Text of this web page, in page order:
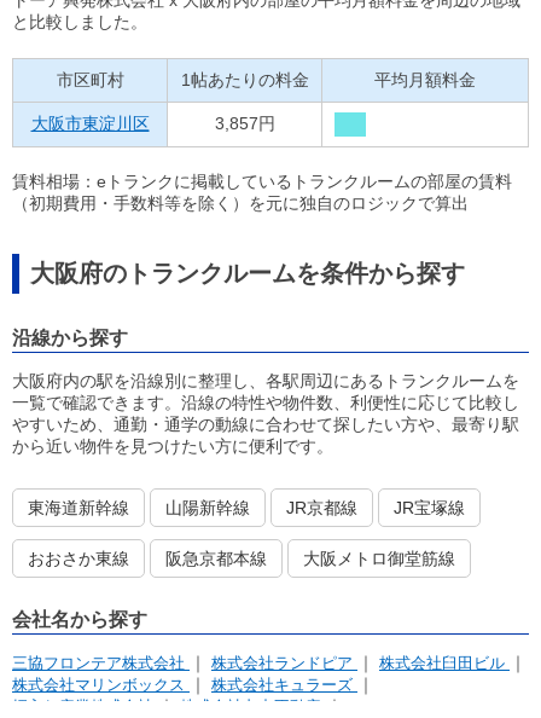
と比較しました。
市区町村 1帖あたりの料金 平均月額料金
大阪市東淀川区 3,857円
賃料相場：eトランクに掲載しているトランクルームの部屋の賃料
（初期費用・手数料等を除く）を元に独自のロジックで算出
大阪府のトランクルームを条件から探す
沿線から探す
大阪府内の駅を沿線別に整理し、各駅周辺にあるトランクルームを
一覧で確認できます。沿線の特性や物件数、利便性に応じて比較し
やすいため、通勤・通学の動線に合わせて探したい方や、最寄り駅
から近い物件を見つけたい方に便利です。
東海道新幹線 山陽新幹線 JR京都線 JR宝塚線
おおさか東線 阪急京都本線 大阪メトロ御堂筋線
会社名から探す
三協フロンテア株式会社 株式会社ランドピア
株式会社臼田ビル
株式会社マリンボックス
株式会社キュラーズ
押入れ産業株式会社
株式会社丸中不動産